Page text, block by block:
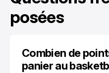
posées
Combien de
panier au